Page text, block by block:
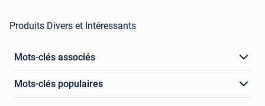
Produits Divers et Intéressants
Mots-clés associés
Mots-clés populaires